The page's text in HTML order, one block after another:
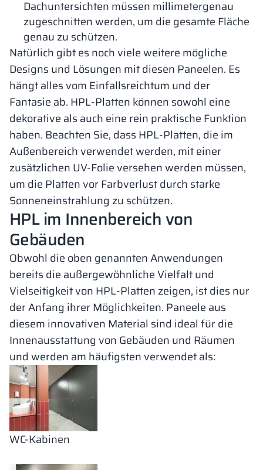
Dachuntersichten müssen millimetergenau
zugeschnitten werden, um die gesamte Fläche
genau zu schützen.
Natürlich gibt es noch viele weitere mögliche
Designs und Lösungen mit diesen Paneelen. Es
hängt alles vom Einfallsreichtum und der
Fantasie ab. HPL-Platten können sowohl eine
dekorative als auch eine rein praktische Funktion
haben. Beachten Sie, dass HPL-Platten, die im
Außenbereich verwendet werden, mit einer
zusätzlichen UV-Folie versehen werden müssen,
um die Platten vor Farbverlust durch starke
Sonneneinstrahlung zu schützen.
HPL im Innenbereich von
Gebäuden
Obwohl die oben genannten Anwendungen
bereits die außergewöhnliche Vielfalt und
Vielseitigkeit von HPL-Platten zeigen, ist dies nur
der Anfang ihrer Möglichkeiten. Paneele aus
diesem innovativen Material sind ideal für die
Innenausstattung von Gebäuden und Räumen
und werden am häufigsten verwendet als:
WC-Kabinen